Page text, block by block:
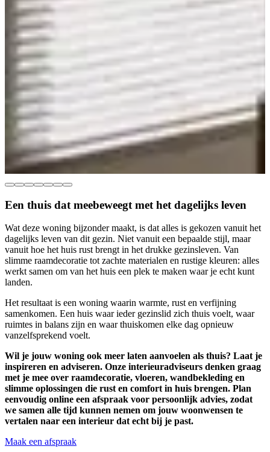
Een thuis dat meebeweegt met het dagelijks leven
Wat deze woning bijzonder maakt, is dat alles is gekozen vanuit het
dagelijks leven van dit gezin. Niet vanuit een bepaalde stijl, maar
vanuit hoe het huis rust brengt in het drukke gezinsleven. Van
slimme raamdecoratie tot zachte materialen en rustige kleuren: alles
werkt samen om van het huis een plek te maken waar je echt kunt
landen.
Het resultaat is een woning waarin warmte, rust en verfijning
samenkomen. Een huis waar ieder gezinslid zich thuis voelt, waar
ruimtes in balans zijn en waar thuiskomen elke dag opnieuw
vanzelfsprekend voelt.
Wil je jouw woning ook meer laten aanvoelen als thuis? Laat je
inspireren en adviseren. Onze interieuradviseurs denken graag
met je mee over raamdecoratie, vloeren, wandbekleding en
slimme oplossingen die rust en comfort in huis brengen. Plan
eenvoudig online een afspraak voor persoonlijk advies, zodat
we samen alle tijd kunnen nemen om jouw woonwensen te
vertalen naar een interieur dat echt bij je past.
Maak een afspraak